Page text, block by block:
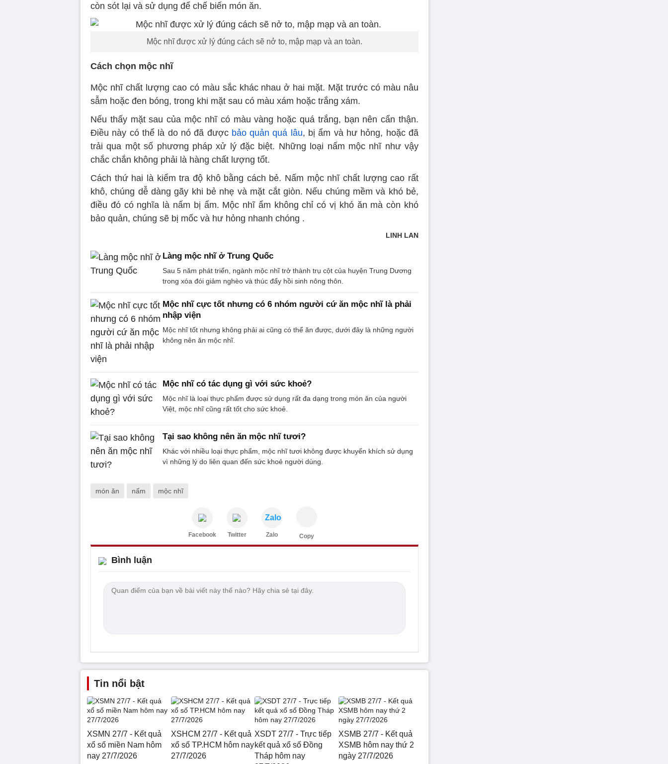
còn sót lại và sử dụng để chế biến món ăn.
Mộc nhĩ được xử lý đúng cách sẽ nở to, mập mạp và an toàn.
Cách chọn mộc nhĩ
Mộc nhĩ chất lượng cao có màu sắc khác nhau ở hai mặt. Mặt trước có màu nâu
sẫm hoặc đen bóng, trong khi mặt sau có màu xám hoặc trắng xám.
Nếu thấy mặt sau của mộc nhĩ có màu vàng hoặc quá trắng, bạn nên cẩn thận.
Điều này có thể là do nó đã được bảo quản quá lâu, bị ẩm và hư hỏng, hoặc đã
trải qua một số phương pháp xử lý đặc biệt. Những loại nấm mộc nhĩ như vậy
chắc chắn không phải là hàng chất lượng tốt.
Cách thứ hai là kiểm tra độ khô bằng cách bẻ. Nấm mộc nhĩ chất lượng cao rất
khô, chúng dễ dàng gãy khi bẻ nhẹ và mặt cắt giòn. Nếu chúng mềm và khó bẻ,
điều đó có nghĩa là nấm bị ẩm. Mộc nhĩ ẩm không chỉ có vị khó ăn mà còn khó
bảo quản, chúng sẽ bị mốc và hư hỏng nhanh chóng .
LINH LAN
Làng mộc nhĩ ở Trung Quốc
Sau 5 năm phát triển, ngành mộc nhĩ trở thành trụ cột của huyện Trung Dương
trong xóa đói giảm nghèo và thúc đẩy hồi sinh nông thôn.
Mộc nhĩ cực tốt nhưng có 6 nhóm người cứ ăn mộc nhĩ là phải
nhập viện
Mộc nhĩ tốt nhưng không phải ai cũng có thể ăn được, dưới đây là những người
không nên ăn mộc nhĩ.
Mộc nhĩ có tác dụng gì với sức khoẻ?
Mộc nhĩ là loại thực phẩm được sử dụng rất đa dạng trong món ăn của người
Việt, mộc nhĩ cũng rất tốt cho sức khoẻ.
Tại sao không nên ăn mộc nhĩ tươi?
Khác với nhiều loại thực phẩm, mộc nhĩ tươi không được khuyến khích sử dụng
vì những lý do liên quan đến sức khoẻ người dùng.
món ăn nấm mộc nhĩ
Facebook Twitter
Zalo
Zalo Copy
Bình luận
Tin nổi bật
XSMN 27/7 - Kết quả
xổ số miền Nam hôm
nay 27/7/2026
XSHCM 27/7 - Kết quả
xổ số TP.HCM hôm nay
27/7/2026
XSDT 27/7 - Trực tiếp
kết quả xổ số Đồng
Tháp hôm nay
XSMB 27/7 - Kết quả
XSMB hôm nay thứ 2
ngày 27/7/2026